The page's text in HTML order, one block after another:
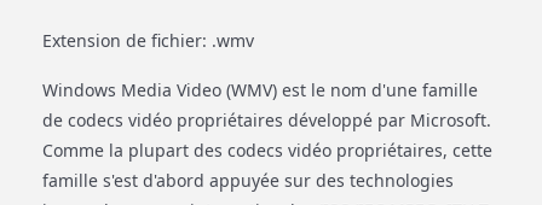
Extension de fichier: .wmv
Windows Media Video (WMV) est le nom d'une famille
de codecs vidéo propriétaires développé par Microsoft.
Comme la plupart des codecs vidéo propriétaires, cette
famille s'est d'abord appuyée sur des technologies